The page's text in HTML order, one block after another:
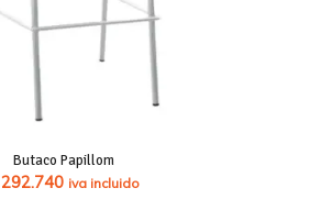
Butaco Papillom
292.740 iva incluido